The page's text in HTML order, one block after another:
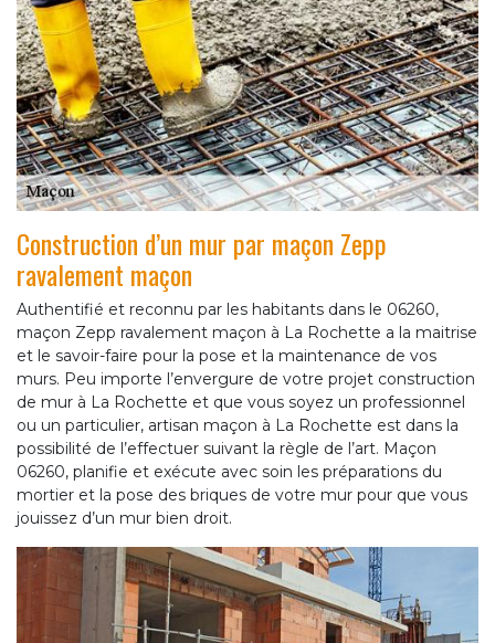
Construction d’un mur par maçon Zepp
ravalement maçon
Authentifié et reconnu par les habitants dans le 06260,
maçon Zepp ravalement maçon à La Rochette a la maitrise
et le savoir-faire pour la pose et la maintenance de vos
murs. Peu importe l’envergure de votre projet construction
de mur à La Rochette et que vous soyez un professionnel
ou un particulier, artisan maçon à La Rochette est dans la
possibilité de l’effectuer suivant la règle de l’art. Maçon
06260, planifie et exécute avec soin les préparations du
mortier et la pose des briques de votre mur pour que vous
jouissez d’un mur bien droit.